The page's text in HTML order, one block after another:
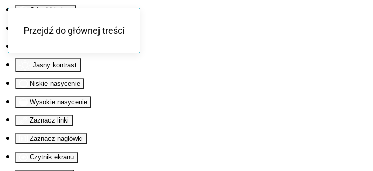
Odwróć kolory
Monochromatyczny
Jasny kontrast
Niskie nasycenie
Wysokie nasycenie
Zaznacz linki
Zaznacz nagłówki
Czytnik ekranu
Przejdź do głównej treści